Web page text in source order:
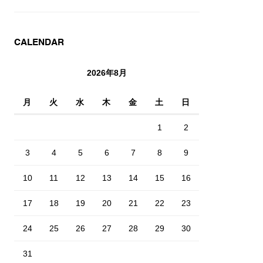
CALENDAR
2026年8月
月 火 水 木 金 土 日
1 2
3 4 5 6 7 8 9
10 11 12 13 14 15 16
17 18 19 20 21 22 23
24 25 26 27 28 29 30
31